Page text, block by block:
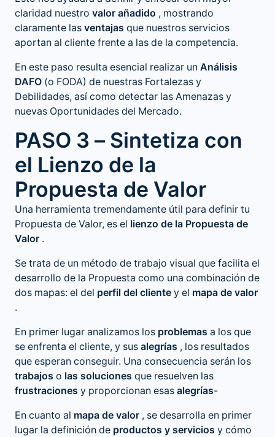
claridad nuestro valor añadido , mostrando
claramente las ventajas que nuestros servicios
aportan al cliente frente a las de la competencia.
En este paso resulta esencial realizar un Análisis
DAFO (o FODA) de nuestras Fortalezas y
Debilidades, así como detectar las Amenazas y
nuevas Oportunidades del Mercado.
PASO 3 – Sintetiza con
el Lienzo de la
Propuesta de Valor
Una herramienta tremendamente útil para definir tu
Propuesta de Valor, es el lienzo de la Propuesta de
Valor .
Se trata de un método de trabajo visual que facilita el
desarrollo de la Propuesta como una combinación de
dos mapas: el del perfil del cliente y el mapa de valor
.
En primer lugar analizamos los problemas a los que
se enfrenta el cliente, y sus alegrías , los resultados
que esperan conseguir. Una consecuencia serán los
trabajos o las soluciones que resuelven las
frustraciones y proporcionan esas alegrías-
En cuanto al mapa de valor , se desarrolla en primer
lugar la definición de productos y servicios y cómo